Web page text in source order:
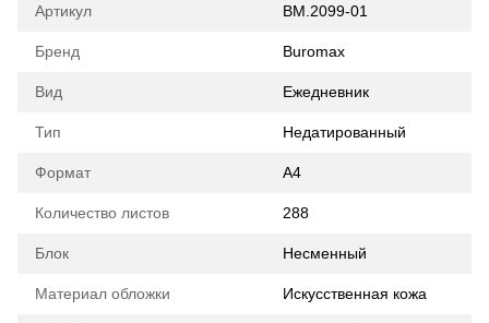
Артикул BM.2099-01
Бренд Buromax
Вид Ежедневник
Тип Недатированный
Формат A4
Количество листов 288
Блок Несменный
Материал обложки Искусственная кожа